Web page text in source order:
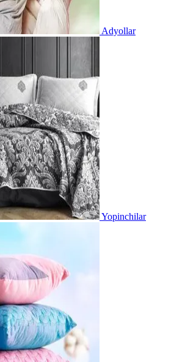
Adyollar
Yopinchilar